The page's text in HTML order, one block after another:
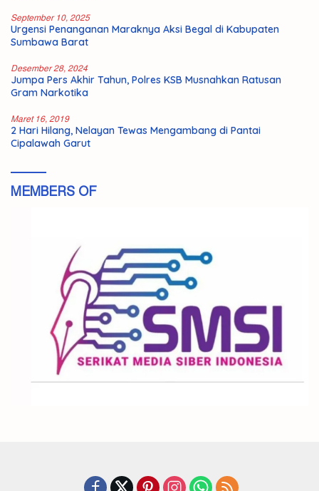
September 10, 2025
Urgensi Penanganan Maraknya Aksi Begal di Kabupaten
Sumbawa Barat
Desember 28, 2024
Jumpa Pers Akhir Tahun, Polres KSB Musnahkan Ratusan
Gram Narkotika
Maret 16, 2019
2 Hari Hilang, Nelayan Tewas Mengambang di Pantai
Cipalawah Garut
MEMBERS OF